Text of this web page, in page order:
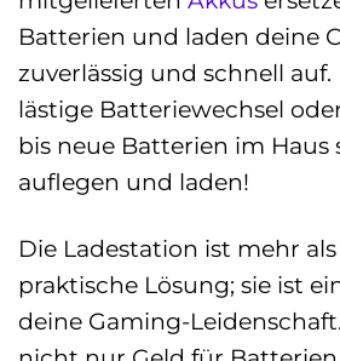
Batterien und laden deine
zuverlässig und schnell auf.
lästige Batteriewechsel
bis neue Batterien im Haus
auflegen und laden!
Die Ladestation ist mehr
praktische Lösung; sie ist
deine Gaming-